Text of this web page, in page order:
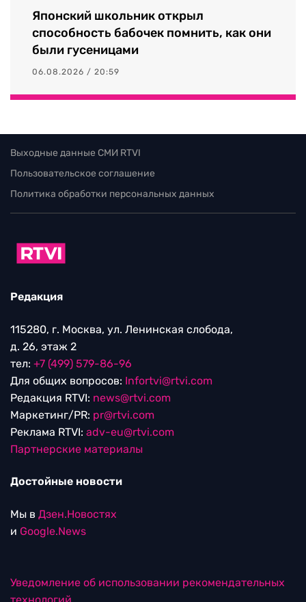
Японский школьник открыл
способность бабочек помнить, как они
были гусеницами
06.08.2026 / 20:59
Выходные данные СМИ RTVI
Пользовательское соглашение
Политика обработки персональных данных
Редакция
115280, г. Москва, ул. Ленинская слобода,
д. 26, этаж 2
тел: +7 (499) 579-86-96
Для общих вопросов: Infortvi@rtvi.com
Редакция RTVI: news@rtvi.com
Маркетинг/PR: pr@rtvi.com
Реклама RTVI: adv-eu@rtvi.com
Партнерские материалы
Достойные новости
Мы в Дзен.Новостях
и Google.News
Уведомление об использовании рекомендательных